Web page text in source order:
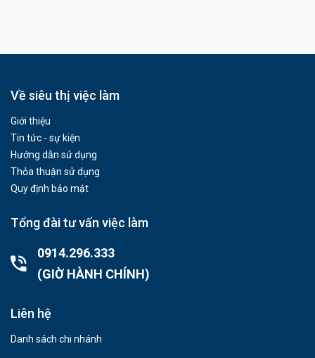
Về siêu thị việc làm
Giới thiệu
Tin tức - sự kiện
Hướng dẫn sử dụng
Thỏa thuận sử dụng
Quy định bảo mật
Tổng đài tư vấn việc làm
0914.296.333
(GIỜ HÀNH CHÍNH)
Liên hệ
Danh sách chi nhánh